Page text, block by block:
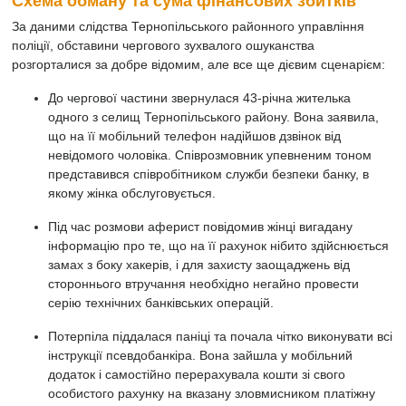
За даними слідства Тернопільського районного управління
поліції, обставини чергового зухвалого ошуканства
розгорталися за добре відомим, але все ще дієвим сценарієм:
До чергової частини звернулася 43-річна жителька
одного з селищ Тернопільського району. Вона заявила,
що на її мобільний телефон надійшов дзвінок від
невідомого чоловіка. Співрозмовник упевненим тоном
представився співробітником служби безпеки банку, в
якому жінка обслуговується.
Під час розмови аферист повідомив жінці вигадану
інформацію про те, що на її рахунок нібито здійснюється
замах з боку хакерів, і для захисту заощаджень від
стороннього втручання необхідно негайно провести
серію технічних банківських операцій.
Потерпіла піддалася паніці та почала чітко виконувати всі
інструкції псевдобанкіра. Вона зайшла у мобільний
додаток і самостійно перерахувала кошти зі свого
особистого рахунку на вказану зловмисником платіжну